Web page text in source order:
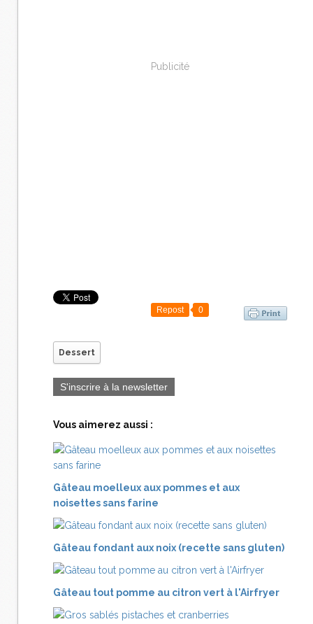
Publicité
Repost 0
Dessert
S'inscrire à la newsletter
Vous aimerez aussi :
Gâteau moelleux aux pommes et aux
noisettes sans farine
Gâteau fondant aux noix (recette sans gluten)
Gâteau tout pomme au citron vert à l'Airfryer